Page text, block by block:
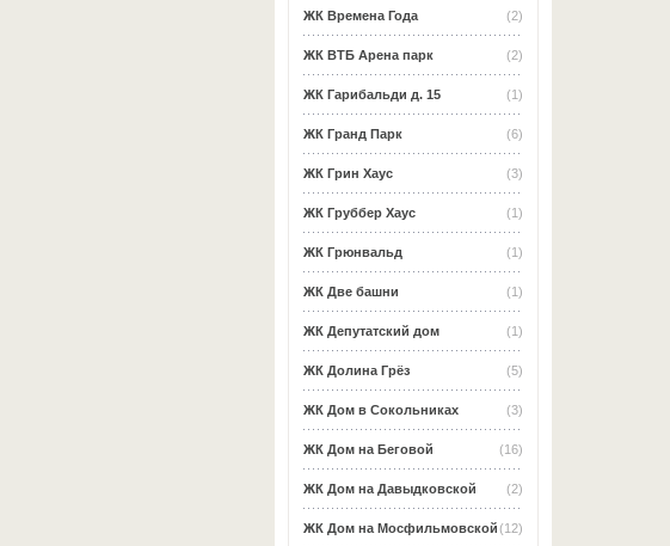
(2)
ЖК Времена Года
(2)
ЖК ВТБ Арена парк
(1)
ЖК Гарибальди д. 15
(6)
ЖК Гранд Парк
(3)
ЖК Грин Хаус
(1)
ЖК Груббер Хаус
(1)
ЖК Грюнвальд
(1)
ЖК Две башни
(1)
ЖК Депутатский дом
(5)
ЖК Долина Грёз
(3)
ЖК Дом в Сокольниках
(16)
ЖК Дом на Беговой
(2)
ЖК Дом на Давыдковской
(12)
ЖК Дом на Мосфильмовской